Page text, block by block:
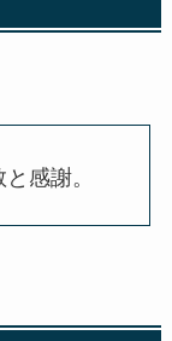
感謝。